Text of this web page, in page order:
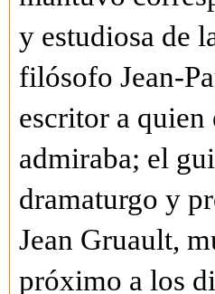
y estudiosa de
filósofo Jean-
escritor a quien
admiraba; el
dramaturgo y
Jean Gruault,
próximo a los